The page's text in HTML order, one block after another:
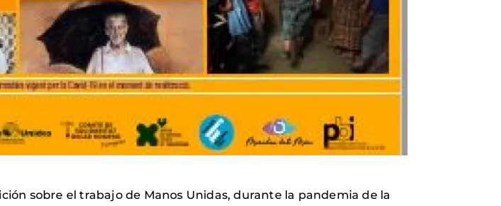
sobre el trabajo de Manos Unidas, durante la pandemia de la